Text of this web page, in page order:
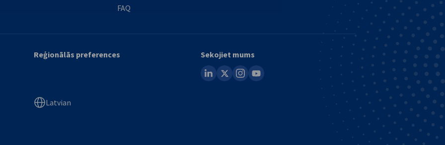
FAQ
Reģionālās preferences
Latvian
Sekojiet mums
linkedin
instagram
youtube